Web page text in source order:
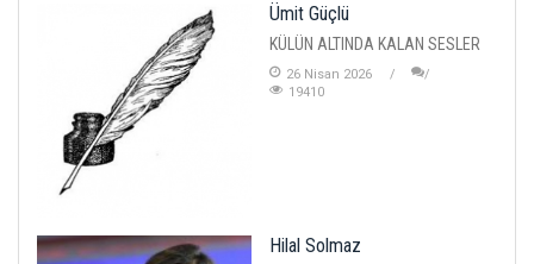
Ümit Güçlü
KÜLÜN ALTINDA KALAN SESLER
26 Nisan 2026
19410
Hilal Solmaz